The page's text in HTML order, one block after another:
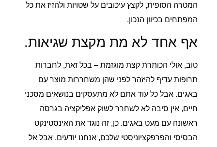
המטרה הסופית, לקצץ עיכובים על שטויות ולהזיז את כל
המפתחים בכיוון הנכון.
אף אחד לא מת מקצת שגיאות.
טוב, אולי הכותרת קצת מוגזמת – בכל זאת, לחברות
תרופות עדיף להיזהר לפני שהן משחררות מוצר עם
באגים. אבל כל עוד אתם לא מתעסקים בנושאים מסכני
חיים, אין סיבה לא לשחרר לשוק אפליקציה בגרסה
ראשונה עם מעט באגים. כן, זה נוגד את האינסטינקט
הבסיסי והפרפקציוניסטי שלכם, אנחנו יודעים. אבל אל